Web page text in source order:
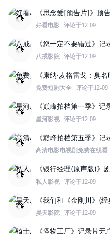
《思念爱[预告片]》预告片无广告
好看电影 评论于12-09
《您一定不要错过》记录片无广告
八戒影院 评论于12-09
《康纳·麦格雷戈：臭名昭著》记录片无
免费短剧大全 评论于12-09
《巅峰拍档第一季》记录片无广告
星河影视 评论于12-09
《巅峰拍档第五季》记录片无广告
高清电影电视剧免费在线看
《银行经理(原声版)》剧情片无广告
私人影视 评论于12-09
《我们和《金刚川》(经典珍藏版)》记录
昊天影院 评论于12-09
《怪物工厂》记录片无广告高清